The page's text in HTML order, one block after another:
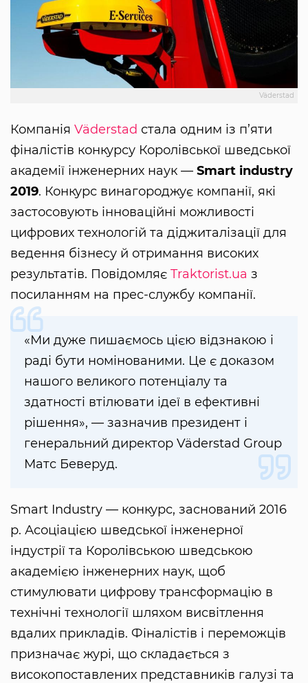
Väderstad
Компанія Väderstad стала одним із п’яти
фіналістів конкурсу Королівської шведської
академії інженерних наук — Smart industry
2019. Конкурс винагороджує компанії, які
застосовують інноваційні можливості
цифрових технологій та діджиталізації для
ведення бізнесу й отримання високих
результатів. Повідомляє Traktorist.ua з
посиланням на прес-службу компанії.
«Ми дуже пишаємось цією відзнакою і
раді бути номінованими. Це є доказом
нашого великого потенціалу та
здатності втілювати ідеї в ефективні
рішення», — зазначив президент і
генеральний директор Väderstad Group
Матс Беверуд.
Smart Industry — конкурс, заснований 2016
р. Асоціацією шведської інженерної
індустрії та Королівською шведською
академією інженерних наук, щоб
стимулювати цифрову трансформацію в
технічні технології шляхом висвітлення
вдалих прикладів. Фіналістів і переможців
призначає журі, що складається з
високопоставлених представників галузі та